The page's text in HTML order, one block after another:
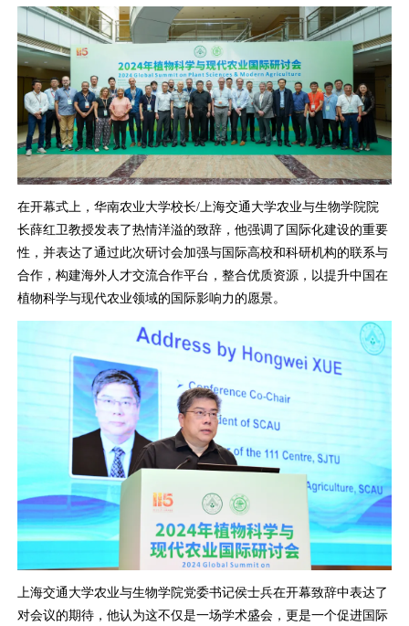
在开幕式上，华南农业大学校长/上海交通大学农业与生物学院院
长薛红卫教授发表了热情洋溢的致辞，他强调了国际化建设的重要
性，并表达了通过此次研讨会加强与国际高校和科研机构的联系与
合作，构建海外人才交流合作平台，整合优质资源，以提升中国在
植物科学与现代农业领域的国际影响力的愿景。
上海交通大学农业与生物学院党委书记侯士兵在开幕致辞中表达了
对会议的期待，他认为这不仅是一场学术盛会，更是一个促进国际